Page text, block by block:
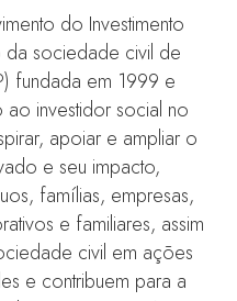
do Investimento
da sociedade civil de
fundada em 1999 e
investidor social no
apoiar e ampliar o
e seu impacto,
famílias, empresas,
e familiares, assim
civil em ações
e contribuem para a